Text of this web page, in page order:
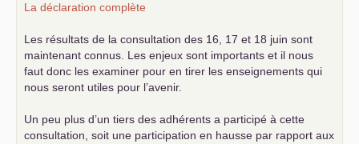
La déclaration complète
Les résultats de la consultation des 16, 17 et 18 juin sont
maintenant connus. Les enjeux sont importants et il nous
faut donc les examiner pour en tirer les enseignements qui
nous seront utiles pour l’avenir.
Un peu plus d’un tiers des adhérents a participé à cette
consultation, soit une participation en hausse par rapport aux